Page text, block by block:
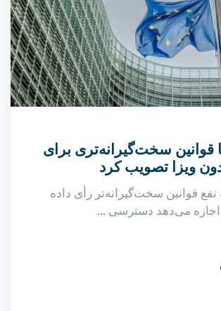
قوانین سخت‌گیرانه‌تری برای
ویزا تصویب کرد
به نفع قوانین سخت‌گیرانه‌تر رأی داده
اجازه می‌دهد دسترسی ...